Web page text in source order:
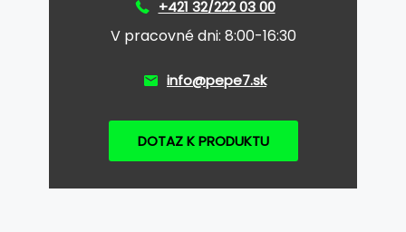
+421 32/222 03 00
V pracovné dni: 8:00-16:30
info@pepe7.sk
DOTAZ K PRODUKTU